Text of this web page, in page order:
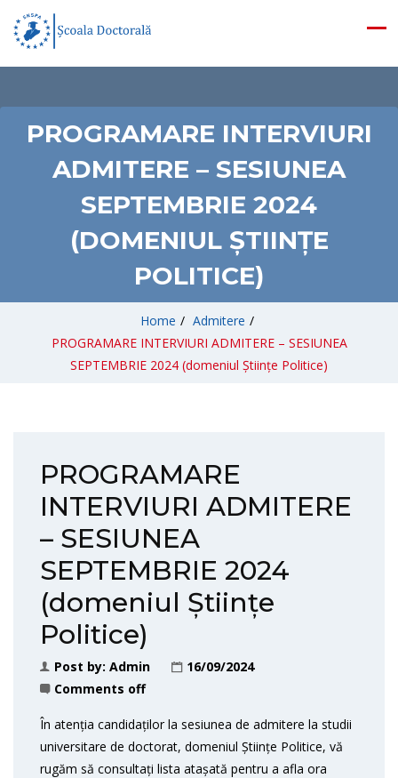
PROGRAMARE INTERVIURI
ADMITERE – SESIUNEA
SEPTEMBRIE 2024
(DOMENIUL ȘTIINȚE
POLITICE)
Home / Admitere /
PROGRAMARE INTERVIURI ADMITERE – SESIUNEA
SEPTEMBRIE 2024 (domeniul Științe Politice)
PROGRAMARE
INTERVIURI ADMITERE
– SESIUNEA
SEPTEMBRIE 2024
(domeniul Științe
Politice)
Post by: Admin
16/09/2024
Comments off
În atenția candidaților la sesiunea de admitere la studii
universitare de doctorat, domeniul Științe Politice, vă
rugăm să consultați lista atașată pentru a afla ora